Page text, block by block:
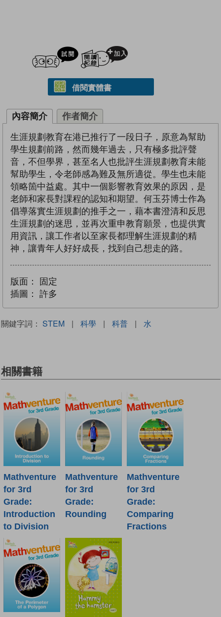
試閲
借閱實體書
內容簡介 作者簡介
生涯規劃教育在港已推行了一段日子，原意為幫助
學生規劃前路，然而幾年過去，只有極多批評聲
音，不但學界，甚至名人也批評生涯規劃教育未能
幫助學生，令老師感為難及無所適從。學生也未能
領略箇中益處。其中一個影響教育效果的原因，是
老師和家長對課程的認知和期望。何玉芬博士作為
倡導落實生涯規劃的推手之一，藉本書澄清和反思
生涯規劃的迷思，並再次重申教育願景，也提供實
用資訊，讓工作者以至家長都理解生涯規劃的精
神，讓青年人好好成長，找到自己想走的路。
版面：
固定
插圖：
許多
關鍵字詞： STEM | 科學 | 科普 | 水
相關書籍
Mathventure
for 3rd
Grade:
Introduction
to Division
Mathventure
for 3rd
Grade:
Rounding
Mathventure
for 3rd
Grade:
Comparing
Fractions